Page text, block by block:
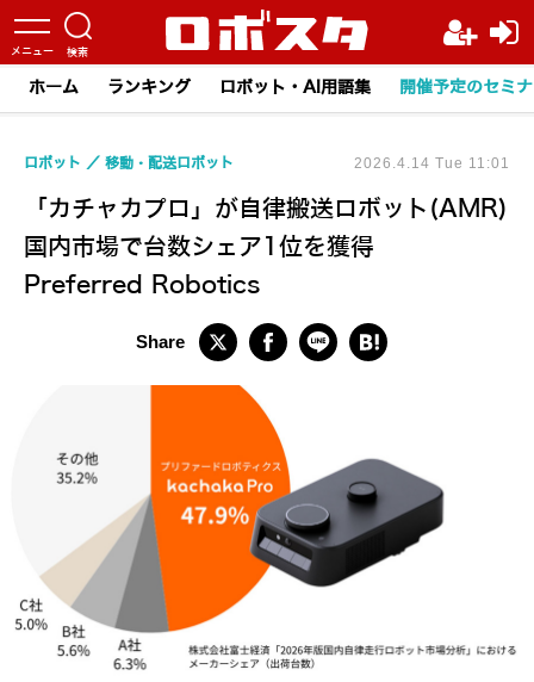
ホーム ランキング ロボット・AI用語集 開催予定のセミ
「カチャカプロ」が自律搬送ロボット(AMR)
国内市場で台数シェア1位を獲得
Preferred Robotics
ロボット 移動・配送ロボット 2026.4.14 Tue 11:01